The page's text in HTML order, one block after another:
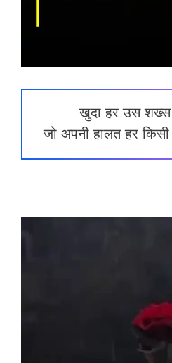
खुदा हर उस
जो अपनी हालत हर